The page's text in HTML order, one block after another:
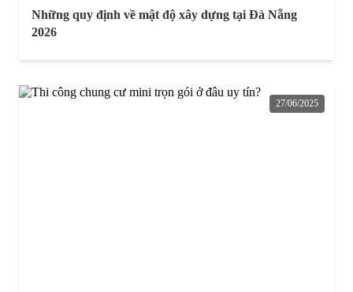
Những quy định về mật độ xây dựng tại Đà Nẵng
2026
27/06/2025